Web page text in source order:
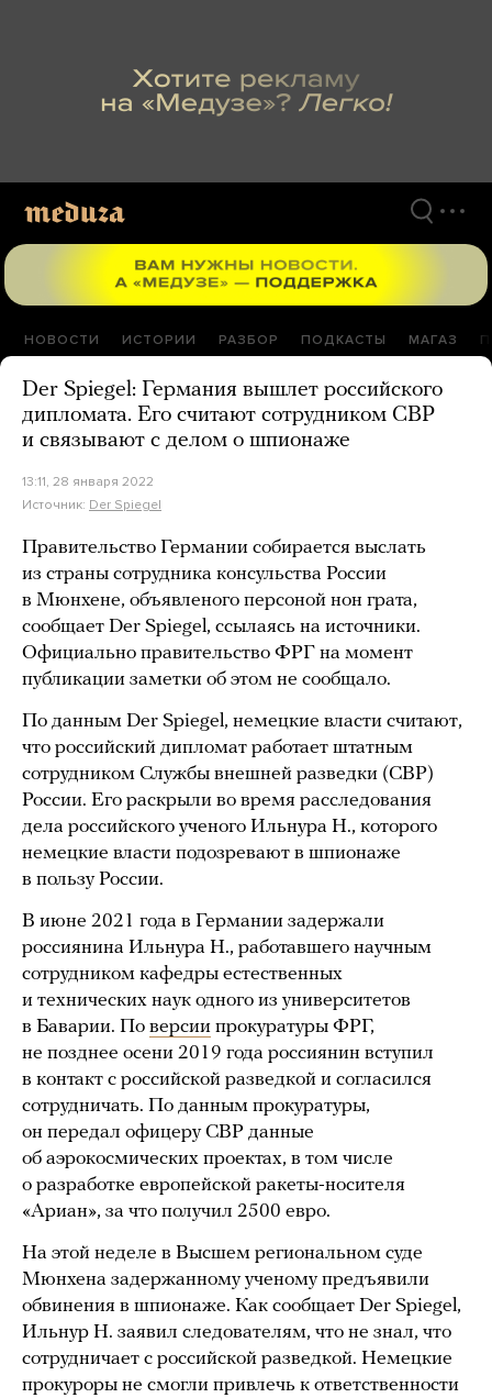
НОВОСТИ ИСТОРИИ РАЗБОР ПОДКАСТЫ МАГАЗ
Der Spiegel: Германия вышлет российского
дипломата. Его считают сотрудником СВР
и связывают с делом о шпионаже
13:11, 28 января 2022
Источник: Der Spiegel
Правительство Германии собирается выслать
из страны сотрудника консульства России
в Мюнхене, объявленого персоной нон грата,
сообщает Der Spiegel, ссылаясь на источники.
Официально правительство ФРГ на момент
публикации заметки об этом не сообщало.
По данным Der Spiegel, немецкие власти считают,
что российский дипломат работает штатным
сотрудником Службы внешней разведки (СВР)
России. Его раскрыли во время расследования
дела российского ученого Ильнура Н., которого
немецкие власти подозревают в шпионаже
в пользу России.
В июне 2021 года в Германии задержали
россиянина Ильнура Н., работавшего научным
сотрудником кафедры естественных
и технических наук одного из университетов
в Баварии. По версии прокуратуры ФРГ,
не позднее осени 2019 года россиянин вступил
в контакт с российской разведкой и согласился
сотрудничать. По данным прокуратуры,
он передал офицеру СВР данные
об аэрокосмических проектах, в том числе
о разработке европейской ракеты-носителя
«Ариан», за что получил 2500 евро.
На этой неделе в Высшем региональном суде
Мюнхена задержанному ученому предъявили
обвинения в шпионаже. Как сообщает Der Spiegel,
Ильнур Н. заявил следователям, что не знал, что
сотрудничает с российской разведкой. Немецкие
прокуроры не смогли привлечь к ответственности